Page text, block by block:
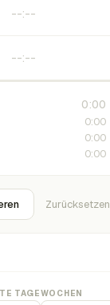
0:00
0:00
0:00
0:00
Zurücksetzen
TAGEWOCHEN